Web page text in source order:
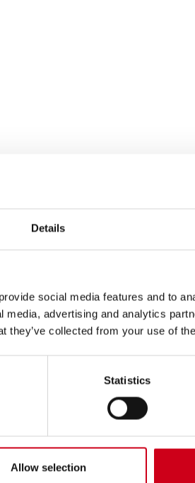
Details
social media features and to
advertising and analytics
they’ve collected from your use of
Statistics
Allow selection